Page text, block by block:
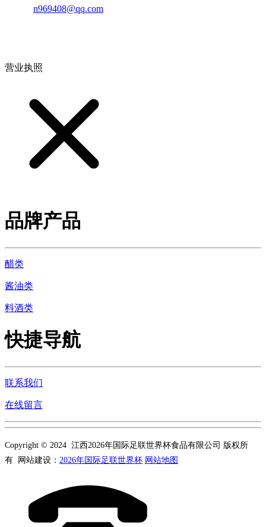
n969408@qq.com
营业执照
品牌产品
醋类
酱油类
料酒类
快捷导航
联系我们
在线留言
Copyright © 2024 江西2026年国际足联世界杯食品有限公司 版权所
有 网站建设： 2026年国际足联世界杯 网站地图